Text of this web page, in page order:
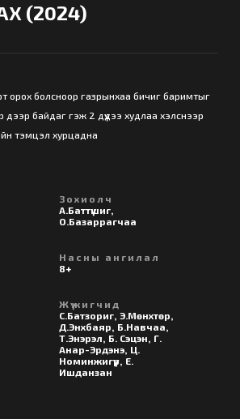
(2024)
орох болсноор газрынхаа бичиг баримтыг
дээр байдаг гэж 2 дүүдээ худлаа хэлснээр
тэмцэл хурцадна
Зохиолч
А.Баттүшиг,
О.Базаррагчаа
Насны ангилал
8+
Жүжигчид
С.Батзориг, Э.Мөнхтөр,
Д.Энхбаяр, Б.Навчаа,
Т.Энэрэл, Б. Сэцэн, Г.
Анар-Эрдэнэ, Ц.
Номинжигүүр, Е.
Ишданзан